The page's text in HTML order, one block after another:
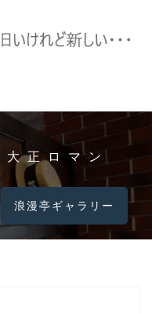
正ロマン
浪漫亭ギャラリー